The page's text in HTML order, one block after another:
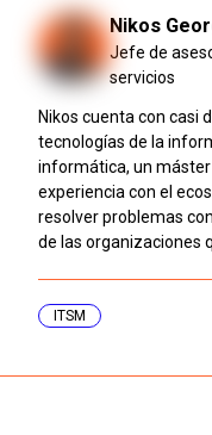
Nikos
Jefe de
servicios
Nikos cuenta con casi
tecnologías de la
informática, un
experiencia con el
resolver problemas
de las organizaciones
ITSM